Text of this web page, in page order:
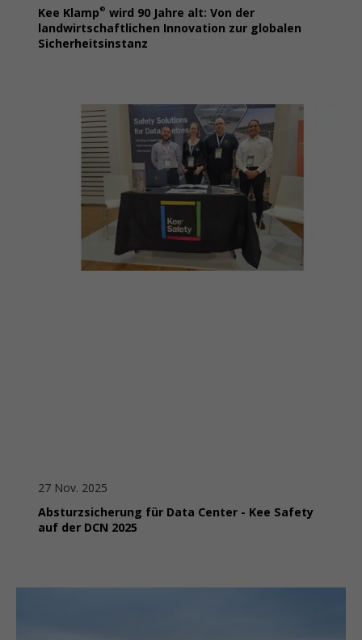
Kee Klamp ® wird 90 Jahre alt: Von der
landwirtschaftlichen Innovation zur globalen
Sicherheitsinstanz
27 Nov. 2025
Absturzsicherung für Data Center - Kee Safety
auf der DCN 2025